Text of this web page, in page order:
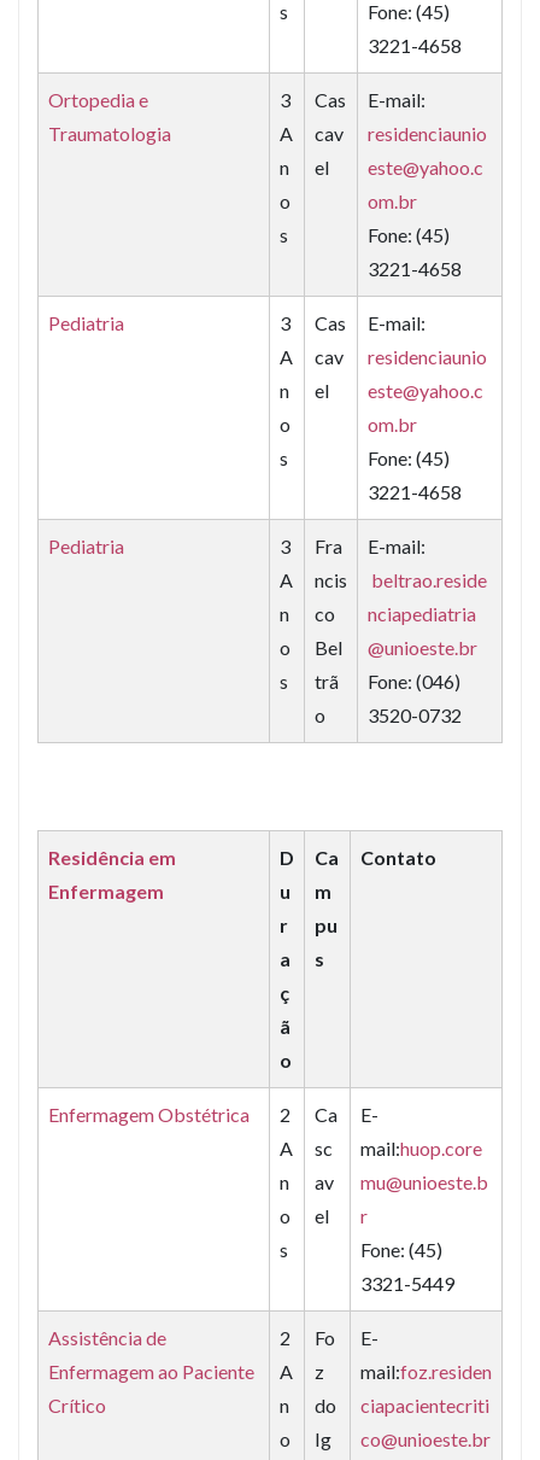
s
Fone: (45)
3221-4658
Ortopedia e
Traumatologia
3
A
n
o
s
Cas
cav
el
E-mail:
residenciaunio
este@yahoo.c
om.br
Fone: (45)
3221-4658
Pediatria
3
A
n
o
s
Cas
cav
el
E-mail:
residenciaunio
este@yahoo.c
om.br
Fone: (45)
3221-4658
Pediatria
3
A
n
o
s
Fra
ncis
co
Bel
trã
o
E-mail:
beltrao.reside
nciapediatria
@unioeste.br
Fone: (046)
3520-0732
Residência em
Enfermagem
D
u
r
a
ç
ã
o
Ca
m
pu
s
Contato
Enfermagem Obstétrica
2
A
n
o
s
Ca
sc
av
el
E-
mail:huop.core
mu@unioeste.b
r
Fone: (45)
3321-5449
Assistência de
Enfermagem ao Paciente
Crítico
2
A
n
o
Fo
z
do
Ig
E-
mail:foz.residen
ciapacientecriti
co@unioeste.br